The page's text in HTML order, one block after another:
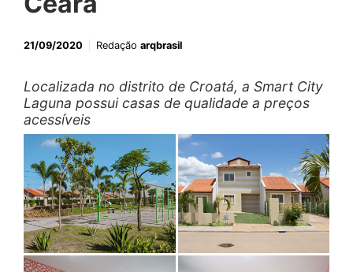
21/09/2020 Redação arqbrasil
Localizada no distrito de Croatá, a Smart City
Laguna possui casas de qualidade a preços
acessíveis